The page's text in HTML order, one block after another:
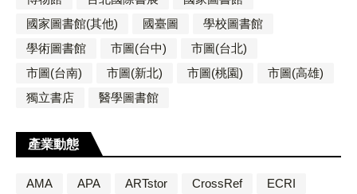
國家圖書館(其他)
國臺圖
學校圖書館
學術圖書館
市圖(台中)
市圖(台北)
市圖(台南)
市圖(新北) 市圖(桃園)
市圖(高雄)
獨立書店
醫學圖書館
產業動態
AMA APA ARTstor CrossRef
ECRI